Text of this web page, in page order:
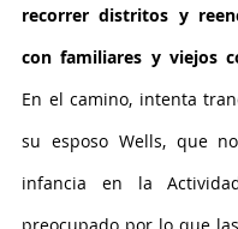
recorrer distritos y
con familiares y viejos
En el camino, intenta
su esposo Wells, que
infancia en la
preocupado por lo que